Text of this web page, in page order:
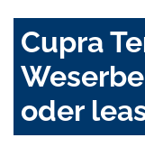
Cupra
oder